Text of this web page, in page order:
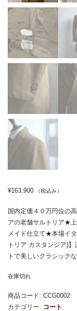
¥163,900 （税込み）
国内定価４０万円位の
アの老舗サルトリア★
メイド仕立て★本場イ
トリア カスタンジア)
トで美しいクラシック
在庫切れ
商品コード: CCG0002
カテゴリー: コート